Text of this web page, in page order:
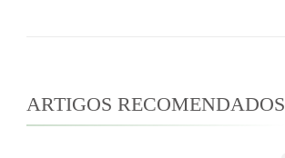
ARTIGOS RECOMENDADOS